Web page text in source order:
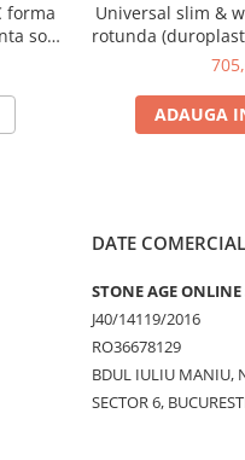
forma
soft
Universal slim &
rotunda
close, detasabil
rapida), negru
ADAUGA
DATE
STONE AGE ONLINE
J40/14119/2016
RO36678129
BDUL IULIU MANIU,
SECTOR 6,